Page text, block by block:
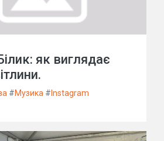
як виглядає
#Музика # Instagram